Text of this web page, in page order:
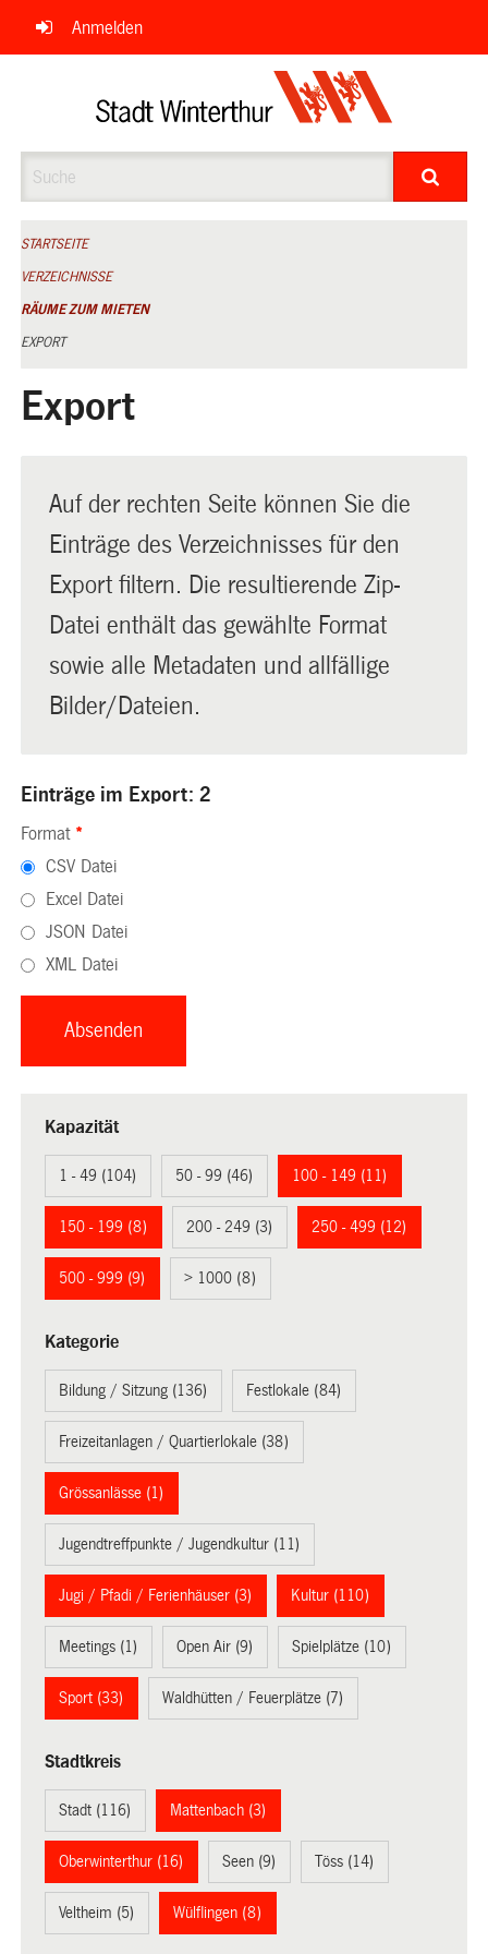
Navigation
überspringen
Anmelden
STARTSEITE
VERZEICHNISSE
RÄUME ZUM MIETEN
EXPORT
Export
Auf der rechten Seite können Sie die
Einträge des Verzeichnisses für den
Export filtern. Die resultierende Zip-
Datei enthält das gewählte Format
sowie alle Metadaten und allfällige
Bilder/Dateien.
Einträge im Export: 2
Format *
CSV Datei
Excel Datei
JSON Datei
XML Datei
Kapazität
1 - 49 (104) 50 - 99 (46) 100 - 149 (11)
150 - 199 (8) 200 - 249 (3) 250 - 499 (12)
500 - 999 (9) > 1000 (8)
Kategorie
Bildung / Sitzung (136) Festlokale (84)
Freizeitanlagen / Quartierlokale (38)
Grössanlässe (1)
Jugendtreffpunkte / Jugendkultur (11)
Jugi / Pfadi / Ferienhäuser (3) Kultur (110)
Meetings (1) Open Air (9) Spielplätze (10)
Sport (33) Waldhütten / Feuerplätze (7)
Stadtkreis
Stadt (116) Mattenbach (3)
Oberwinterthur (16) Seen (9) Töss (14)
Veltheim (5) Wülflingen (8)